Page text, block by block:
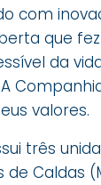
com
que
da
valores.
três
Caldas